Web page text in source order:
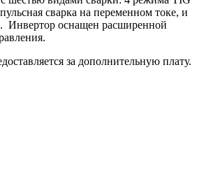
сварка на переменном токе, и
Инвертор оснащен расширенной
за дополнительную плату.